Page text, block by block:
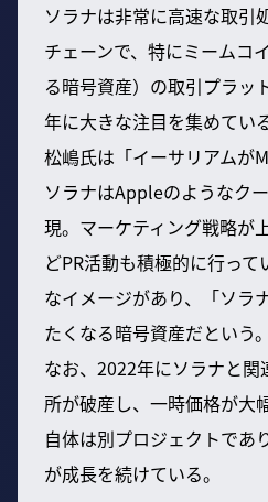
ソラナは非常に高速な取引
チェーンで、特にミームコ
る暗号資産）の取引プラッ
年に大きな注目を集めている
松嶋氏は「イーサリアムが
ソラナはAppleのようなク
現。マーケティング戦略が
どPR活動も積極的に行っ
なイメージがあり、「ソラ
たくなる暗号資産だという。
なお、2022年にソラナと関
所が破産し、一時価格が大
自体は別プロジェクトであ
が成長を続けている。